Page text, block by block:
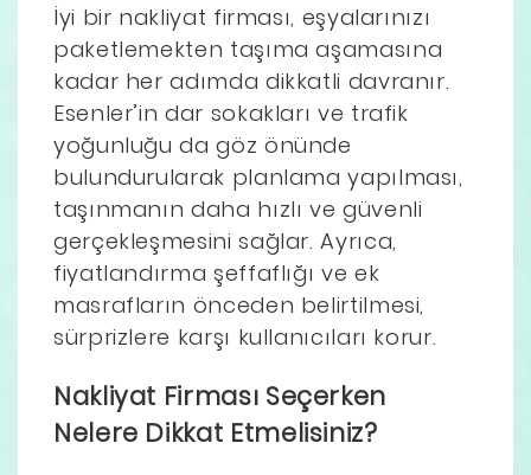
İyi bir nakliyat firması, eşyalarınızı
paketlemekten taşıma aşamasına
kadar her adımda dikkatli davranır.
Esenler’in dar sokakları ve trafik
yoğunluğu da göz önünde
bulundurularak planlama yapılması,
taşınmanın daha hızlı ve güvenli
gerçekleşmesini sağlar. Ayrıca,
fiyatlandırma şeffaflığı ve ek
masrafların önceden belirtilmesi,
sürprizlere karşı kullanıcıları korur.
Nakliyat Firması Seçerken
Nelere Dikkat Etmelisiniz?